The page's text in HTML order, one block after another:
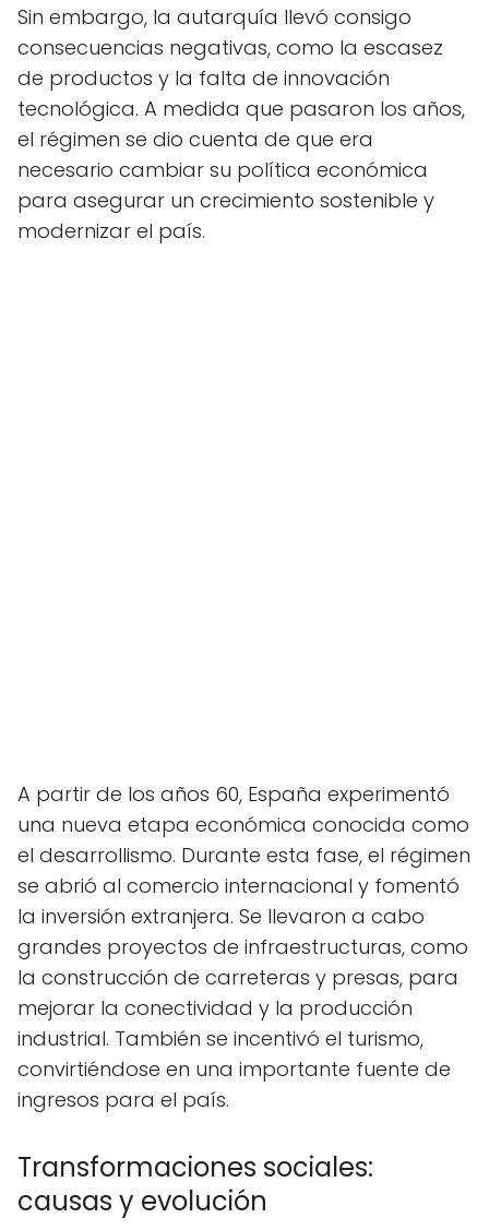
Sin embargo, la autarquía llevó consigo
consecuencias negativas, como la escasez
de productos y la falta de innovación
tecnológica. A medida que pasaron los años,
el régimen se dio cuenta de que era
necesario cambiar su política económica
para asegurar un crecimiento sostenible y
modernizar el país.
A partir de los años 60, España experimentó
una nueva etapa económica conocida como
el desarrollismo. Durante esta fase, el régimen
se abrió al comercio internacional y fomentó
la inversión extranjera. Se llevaron a cabo
grandes proyectos de infraestructuras, como
la construcción de carreteras y presas, para
mejorar la conectividad y la producción
industrial. También se incentivó el turismo,
convirtiéndose en una importante fuente de
ingresos para el país.
Transformaciones sociales:
causas y evolución